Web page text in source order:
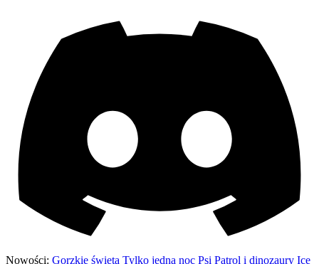
Nowości: Gorzkie święta Tylko jedna noc Psi Patrol i dinozaury Ice